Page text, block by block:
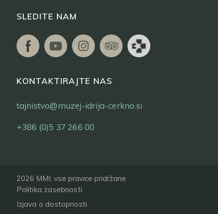
SLEDITE NAM
KONTAKTIRAJTE NAS
tajnistvo@muzej-idrija-cerkno.si
+386 (0)5 37 266 00
2026 MMI, vse pravice pridržane
Politika zasebnosti
Izjava o dostopnosti